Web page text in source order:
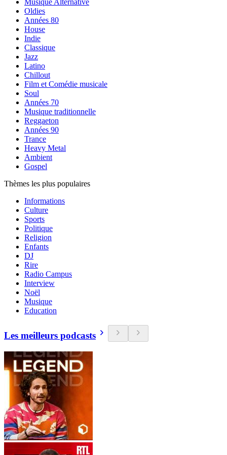
Musique Alternative
Oldies
Années 80
House
Indie
Classique
Jazz
Latino
Chillout
Film et Comédie musicale
Soul
Années 70
Musique traditionnelle
Reggaeton
Années 90
Trance
Heavy Metal
Ambient
Gospel
Thèmes les plus populaires
Informations
Culture
Sports
Politique
Religion
Enfants
DJ
Rire
Radio Campus
Interview
Noël
Musique
Education
Les meilleurs podcasts